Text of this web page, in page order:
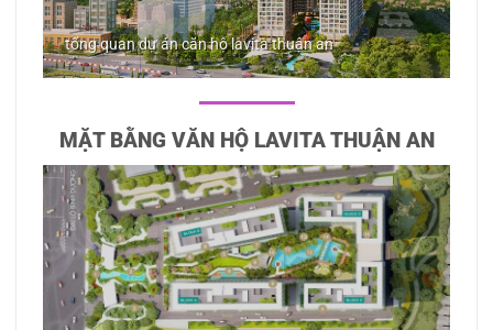
tổng quan dự án căn hộ lavita thuận an
MẶT BẰNG VĂN HỘ LAVITA THUẬN AN